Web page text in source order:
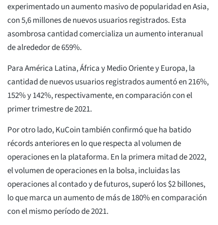
experimentado un aumento masivo de popularidad en Asia,
con 5,6 millones de nuevos usuarios registrados. Esta
asombrosa cantidad comercializa un aumento interanual
de alrededor de 659%.
Para América Latina, África y Medio Oriente y Europa, la
cantidad de nuevos usuarios registrados aumentó en 216%,
152% y 142%, respectivamente, en comparación con el
primer trimestre de 2021.
Por otro lado, KuCoin también confirmó que ha batido
récords anteriores en lo que respecta al volumen de
operaciones en la plataforma. En la primera mitad de 2022,
el volumen de operaciones en la bolsa, incluidas las
operaciones al contado y de futuros, superó los $2 billones,
lo que marca un aumento de más de 180% en comparación
con el mismo período de 2021.